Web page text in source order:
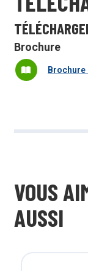
Brochure
Brochure
VOUS
AUSSI